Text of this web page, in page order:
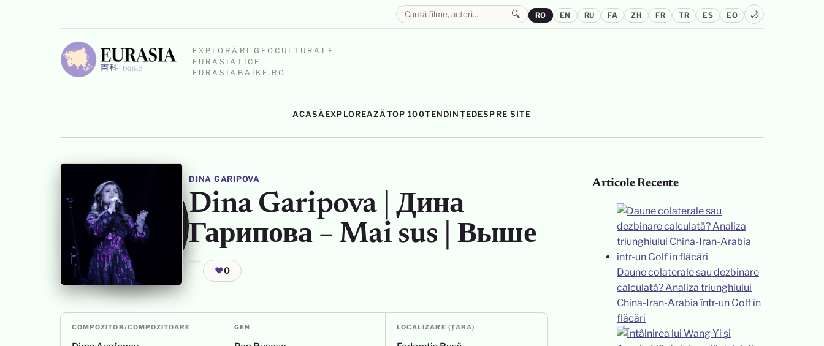
EXPLORĂRI GEOCULTURALE
EURASIATICE |
EURASIABAIKE.RO
ACASĂ EXPLOREAZĂ TOP 100TENDINȚEDESPRE SITE
🔍 RO EN RU FA ZH FR TR ES EO 🌙
DINA GARIPOVA
Dina Garipova | Дина
Гарипова – Mai sus | Выше
❤0
COMPOZITOR/COMPOZITOARE GEN LOCALIZARE (ȚARA)
Articole Recente
Daune colaterale sau dezbinare
calculată? Analiza triunghiului
China-Iran-Arabia într-un Golf în
flăcări